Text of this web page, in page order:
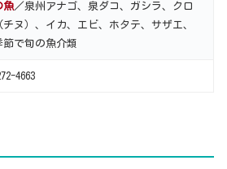
魚／泉州アナゴ、泉ダコ、ガシラ、クロ
チヌ）、イカ、エビ、ホタテ、サザエ、
節で旬の魚介類
4663